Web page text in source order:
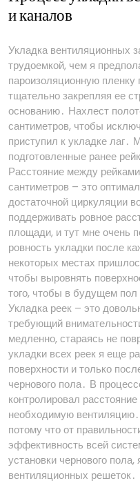
и каналов
Укладка вентиляционных
трудоемкой, чем я
пароизоляционную
тщательно закрепляя ее
основанию․ Нахлест
сантиметров, чтобы
приступил к укладке
подготовленные ранее
Расстояние между
сантиметров – это
достаточной циркуляции
поддерживать ровное
площади, и тут мне очень
ровность укладки после
некоторых местах
чтобы выровнять
того, чтобы в будущем
Укладка реек – это
требующий
медленно, стараясь не
укладки всех реек я еще
поверхности и только
чернового пола․ В
контролировал
необходимую
потому что от
эффективность всей
установки чернового
вентиляционных решеток․